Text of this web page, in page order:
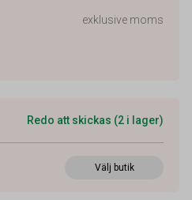
exklusive moms
Redo att skickas (2 i lager)
Välj butik